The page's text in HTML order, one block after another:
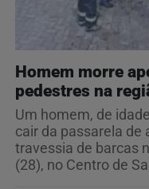
Homem morre
pedestres na
Um homem, de
cair da passarela de
travessia de barcas
(28), no Centro de